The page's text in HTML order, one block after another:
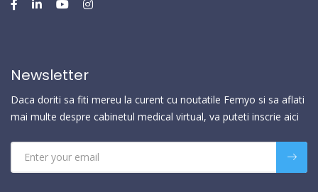
Newsletter
Daca doriti sa fiti mereu la curent cu noutatile Femyo si sa aflati
mai multe despre cabinetul medical virtual, va puteti inscrie aici